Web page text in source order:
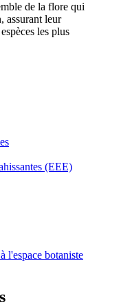
de la flore qui
assurant leur
les plus
(EEE)
l'espace botaniste